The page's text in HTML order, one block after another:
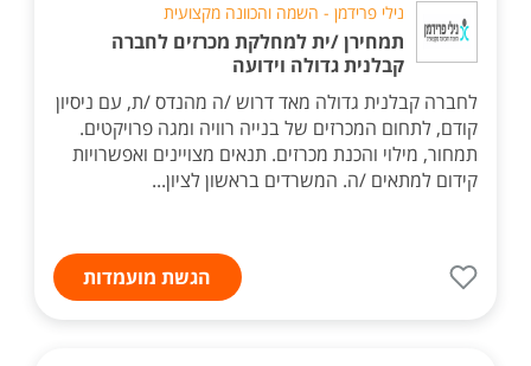
נילי פרידמן - השמה והכוונה מקצועית
תמחירן /ית למחלקת מכרזים לחברה
קבלנית גדולה וידועה
לחברה קבלנית גדולה מאד דרוש /ה מהנדס /ת, עם ניסיון
קודם, לתחום המכרזים של בנייה רוויה ומגה פרויקטים.
תמחור, מילוי והכנת מכרזים. תנאים מצויינים ואפשרויות
קידום למתאים /ה. המשרדים בראשון לציון...
הגשת מועמדות